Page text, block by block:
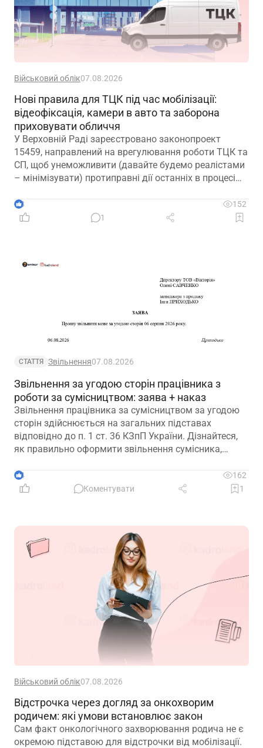
Військовий облік07.08.2026
Нові правила для ТЦК під час мобілізації:
відеофіксація, камери в авто та заборона
приховувати обличчя
У Верховній Раді зареєстровано законопроект
15459, направлений на врегулювання роботи ТЦК та
СП, щоб унеможливити (давайте будемо реалістами
– мінімізувати) протиправні дії останніх в процесі
3
152
1
СТАТТЯ Звільнення07.08.2026
Звільнення за угодою сторін працівника з
роботи за сумісництвом: заява + наказ
Звільнення працівника за сумісництвом за угодою
сторін здійснюється на загальних підставах
відповідно до п. 1 ст. 36 КЗпП України. Дізнайтеся,
як правильно оформити звільнення сумісника,
зафіксувати домовленість між працівником і
роботодавцем.
4
162
Коментувати
1
Військовий облік07.08.2026
Відстрочка через догляд за онкохворим
родичем: які умови встановлює закон
Сам факт онкологічного захворювання родича не є
окремою підставою для відстрочки від мобілізації.